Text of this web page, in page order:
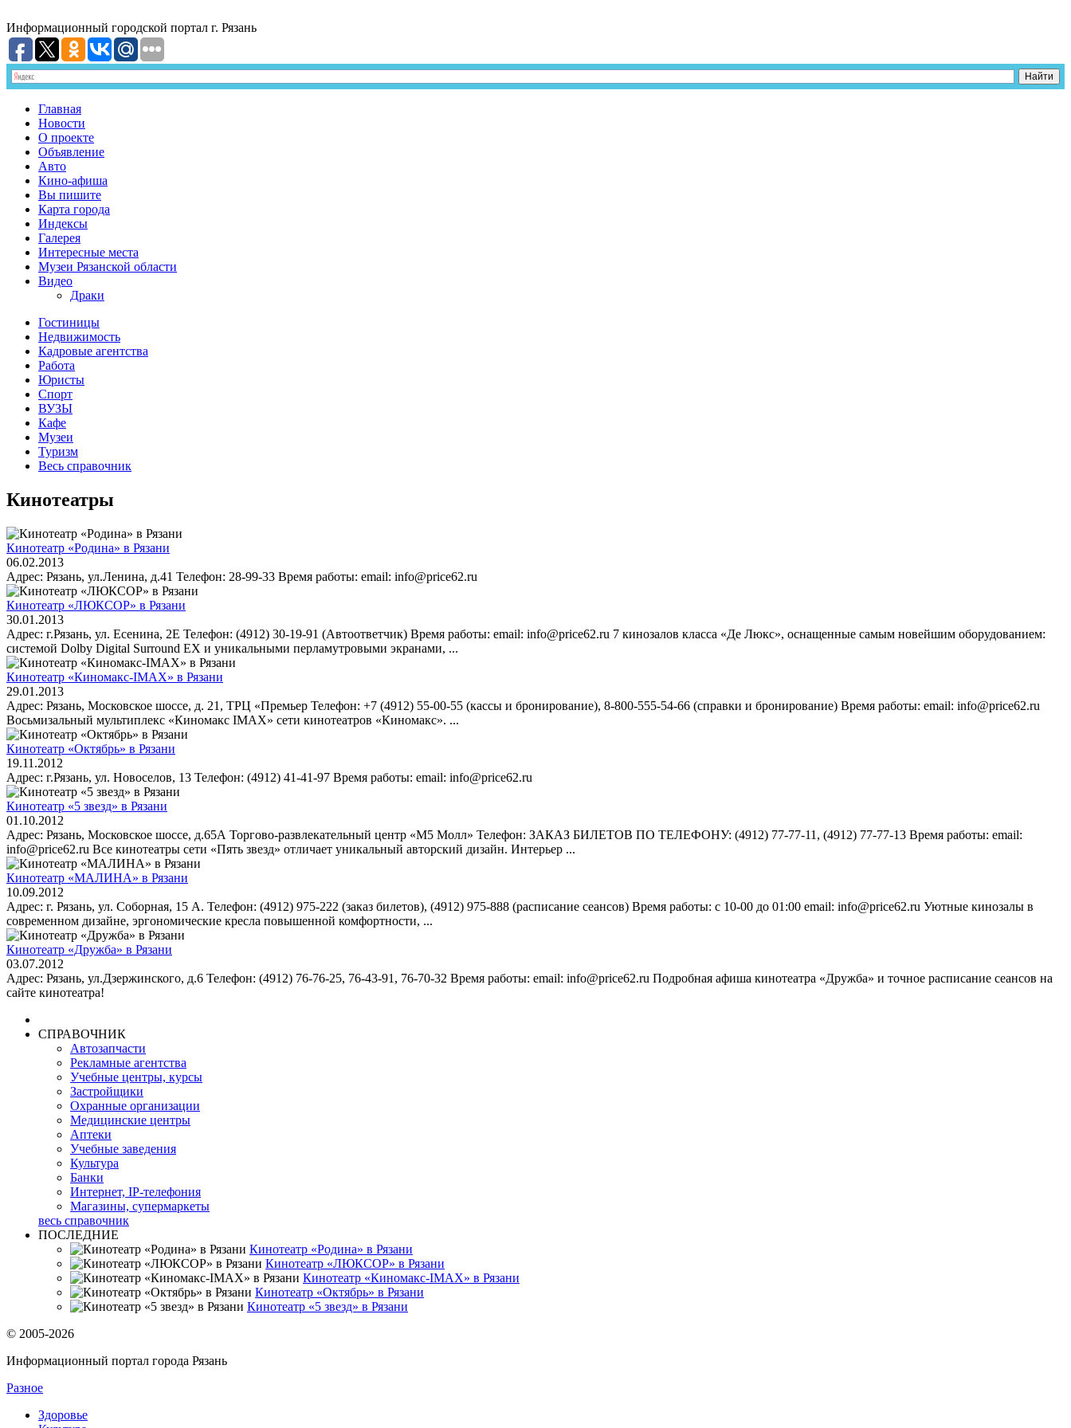
Информационный городской портал г. Рязань
Главная
Новости
О проекте
Объявление
Авто
Кино-афиша
Вы пишите
Карта города
Индексы
Галерея
Интересные места
Музеи Рязанской области
Видео
Драки
Гостиницы
Недвижимость
Кадровые агентства
Работа
Юристы
Спорт
ВУЗЫ
Кафе
Музеи
Туризм
Весь справочник
Кинотеатры
Кинотеатр «Родина» в Рязани
06.02.2013
Адрес: Рязань, ул.Ленина, д.41 Телефон: 28-99-33 Время работы: email: info@price62.ru
Кинотеатр «ЛЮКСОР» в Рязани
30.01.2013
Адрес: г.Рязань, ул. Есенина, 2Е Телефон: (4912) 30-19-91 (Автоответчик) Время работы: email: info@price62.ru 7 кинозалов класса «Де Люкс», оснащенные самым новейшим оборудованием:
системой Dolby Digital Surround EX и уникальными перламутровыми экранами, ...
Кинотеатр «Киномакс-IMAX» в Рязани
29.01.2013
Адрес: Рязань, Московское шоссе, д. 21, ТРЦ «Премьер Телефон: +7 (4912) 55-00-55 (кассы и бронирование), 8-800-555-54-66 (справки и бронирование) Время работы: email: info@price62.ru
Восьмизальный мультиплекс «Киномакс IMAX» сети кинотеатров «Киномакс». ...
Кинотеатр «Октябрь» в Рязани
19.11.2012
Адрес: г.Рязань, ул. Новоселов, 13 Телефон: (4912) 41-41-97 Время работы: email: info@price62.ru
Кинотеатр «5 звезд» в Рязани
01.10.2012
Адрес: Рязань, Московское шоссе, д.65А Торгово-развлекательный центр «M5 Mолл» Телефон: ЗАКАЗ БИЛЕТОВ ПО ТЕЛЕФОНУ: (4912) 77-77-11, (4912) 77-77-13 Время работы: email:
info@price62.ru Все кинотеатры сети «Пять звезд» отличает уникальный авторский дизайн. Интерьер ...
Кинотеатр «МАЛИНА» в Рязани
10.09.2012
Адрес: г. Рязань, ул. Соборная, 15 А. Телефон: (4912) 975-222 (заказ билетов), (4912) 975-888 (расписание сеансов) Время работы: с 10-00 до 01:00 email: info@price62.ru Уютные кинозалы в
современном дизайне, эргономические кресла повышенной комфортности, ...
Кинотеатр «Дружба» в Рязани
03.07.2012
Адрес: Рязань, ул.Дзержинского, д.6 Телефон: (4912) 76-76-25, 76-43-91, 76-70-32 Время работы: email: info@price62.ru Подробная афиша кинотеатра «Дружба» и точное расписание сеансов на
сайте кинотеатра!
СПРАВОЧНИК
Автозапчасти
Рекламные агентства
Учебные центры, курсы
Застройщики
Охранные организации
Медицинские центры
Аптеки
Учебные заведения
Культура
Банки
Интернет, IP-телефония
Магазины, супермаркеты
весь справочник
ПОСЛЕДНИЕ
Кинотеатр «Родина» в Рязани
Кинотеатр «ЛЮКСОР» в Рязани
Кинотеатр «Киномакс-IMAX» в Рязани
Кинотеатр «Октябрь» в Рязани
Кинотеатр «5 звезд» в Рязани
© 2005-2026
Информационный портал города Рязань
Разное
Здоровье